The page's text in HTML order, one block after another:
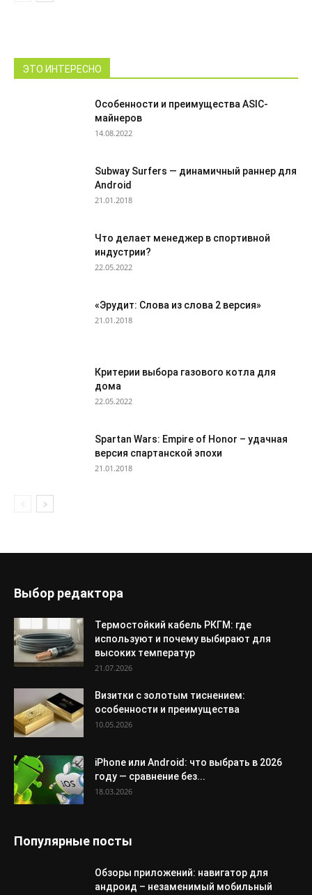
ЭТО ИНТЕРЕСНО
Особенности и преимущества ASIC-
майнеров
14.08.2022
Subway Surfers — динамичный раннер для
Android
21.01.2018
Что делает менеджер в спортивной
индустрии?
22.05.2022
«Эрудит: Слова из слова 2 версия»
21.01.2018
Критерии выбора газового котла для
дома
22.05.2022
Spartan Wars: Empire of Honor – удачная
версия спартанской эпохи
21.01.2018
Выбор редактора
Термостойкий кабель РКГМ: где
используют и почему выбирают для
высоких температур
21.07.2026
Визитки с золотым тиснением:
особенности и преимущества
10.05.2026
iPhone или Android: что выбрать в 2026
году — сравнение без...
18.03.2026
Популярные посты
Обзоры приложений: навигатор для
андроид – незаменимый мобильный